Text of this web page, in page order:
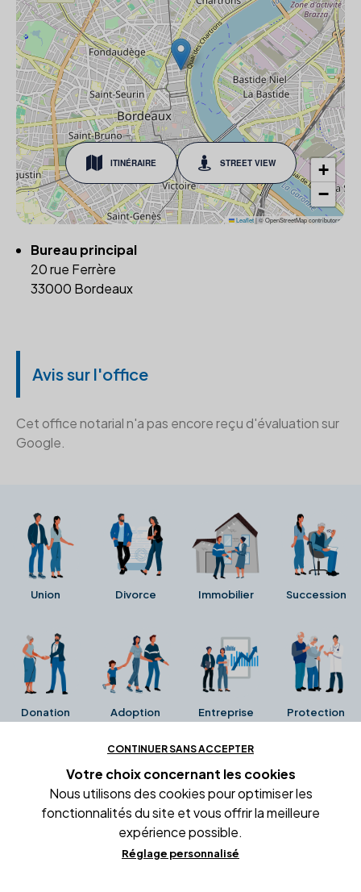
ITINÉRAIRE STREET VIEW
+
−
Leaflet|© OpenStreetMap contributors
Bureau principal
20 rue Ferrère
33000 Bordeaux
Avis sur l'office
Cet office notarial n'a pas encore reçu d'évaluation sur
Google.
Union Divorce Immobilier Succession
Donation Adoption Entreprise Protection
Ces avis proviennent directement de la fiche Google
Business de l'office notarial. Ils n'ont ni été collectés ni
été vérifiés par Alexia.fr.
Conditions générales d'utilisation
CONTINUER SANS ACCEPTER
Votre choix concernant les cookies
Nous utilisons des cookies pour optimiser les
fonctionnalités du site et vous offrir la meilleure
expérience possible.
Réglage personnalisé